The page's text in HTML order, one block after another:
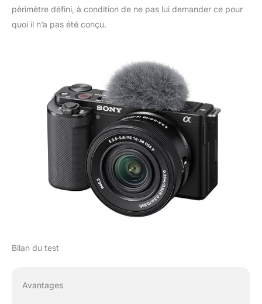
le ZV-E10 vous aide à
pouvez également
créer un arrière-plan
d'aspect professionnel
en un seul clic. UN
SON CLAIR, UNE
IMPRESSION
COMPLÈTE –
DIRECTEMENT À
PARTIR DE L'APPAREIL
PHOTO Enregistrez un
son clair et naturel
grâce au microphone
directionnel à 3
périmètre défini, à condition de ne pas lui demander ce pour
quoi il n’a pas été conçu.
Bilan du test
Avantages